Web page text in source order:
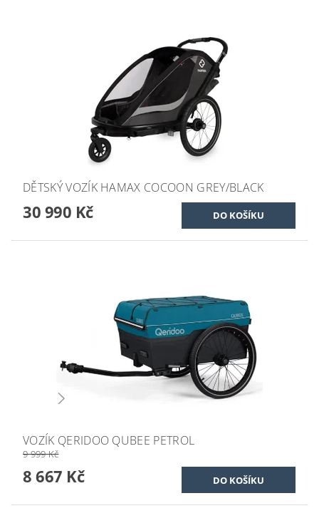
DĚTSKÝ VOZÍK HAMAX COCOON GREY/BLACK
30 990 Kč
VOZÍK QERIDOO QUBEE PETROL
9 999 Kč
8 667 Kč